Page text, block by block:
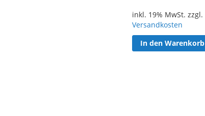
inkl. 19% MwSt. zzgl.
Versandkosten
In den Warenkorb